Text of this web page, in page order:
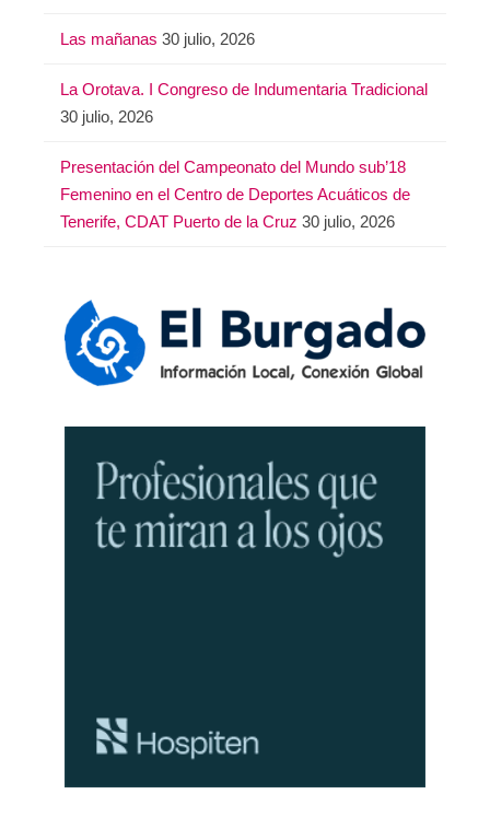
Las mañanas 30 julio, 2026
La Orotava. I Congreso de Indumentaria Tradicional
30 julio, 2026
Presentación del Campeonato del Mundo sub’18
Femenino en el Centro de Deportes Acuáticos de
Tenerife, CDAT Puerto de la Cruz 30 julio, 2026